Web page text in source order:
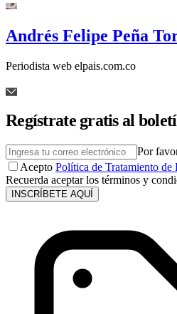
Andrés Felipe Peña
Periodista web elpais.com.co
Regístrate gratis al
Por
Acepto Política de Tratamiento de
Recuerda aceptar los términos y
INSCRÍBETE AQUÍ